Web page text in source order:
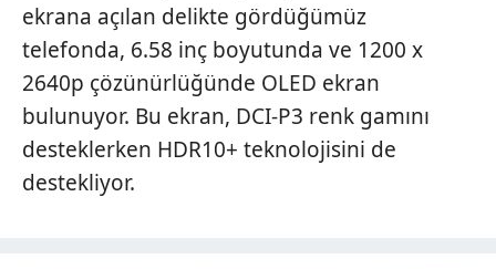
ekrana açılan delikte gördüğümüz
telefonda, 6.58 inç boyutunda ve 1200 x
2640p çözünürlüğünde OLED ekran
bulunuyor. Bu ekran, DCI-P3 renk gamını
desteklerken HDR10+ teknolojisini de
destekliyor.